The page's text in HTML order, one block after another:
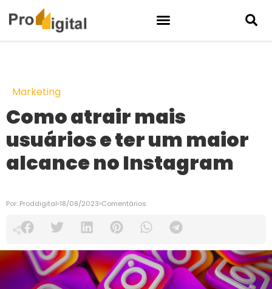
Marketing
Como atrair mais
usuários e ter um maior
alcance no Instagram
Por: Proddigital 18/08/2023 Comentários